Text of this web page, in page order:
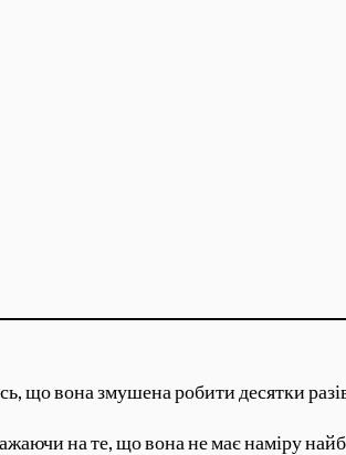
що вона змушена робити десятки
на те, що вона не має наміру